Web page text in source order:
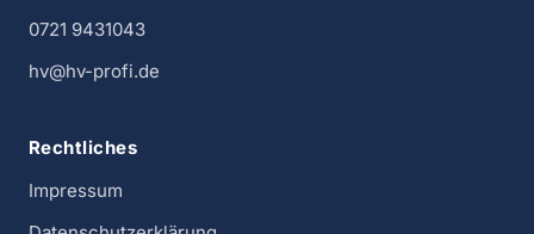
0721 9431043
hv@hv-profi.de
Rechtliches
Impressum